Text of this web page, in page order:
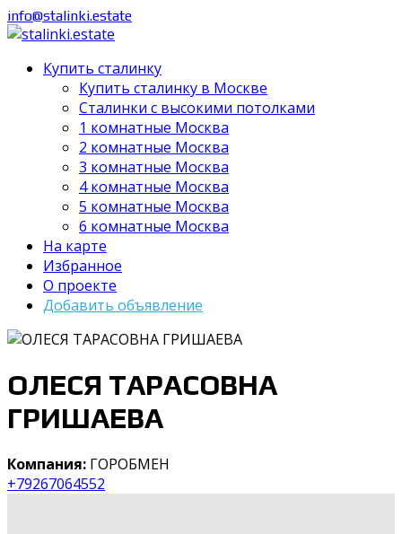
info@stalinki.estate
Купить сталинку
Купить сталинку в Москве
Cталинки с высокими потолками
1 комнатные Москва
2 комнатные Москва
3 комнатные Москва
4 комнатные Москва
5 комнатные Москва
6 комнатные Москва
На карте
Избранное
О проекте
Добавить объявление
ОЛЕСЯ ТАРАСОВНА
ГРИШАЕВА
Компания: ГОРОБМЕН
+79267064552